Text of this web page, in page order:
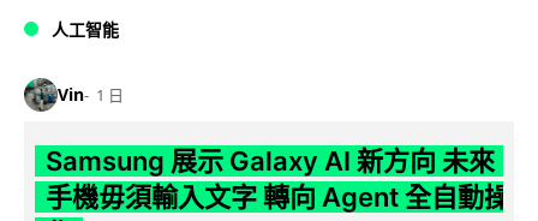
人工智能
Vin 1 日
Samsung 展示 Galaxy AI 新方向 未來
手機毋須輸入文字 轉向 Agent 全自動操